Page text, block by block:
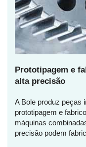
Prototipagem e
alta precisão
A Bole produz peças
prototipagem e
máquinas
precisão podem